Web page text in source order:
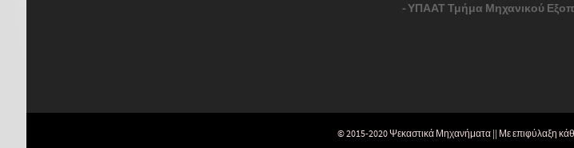
-ΥΠΑΑΤ Τμήμα Μηχανικού
© 2015-2020 Ψεκαστικά Μηχανήματα || Με επιφύλαξη